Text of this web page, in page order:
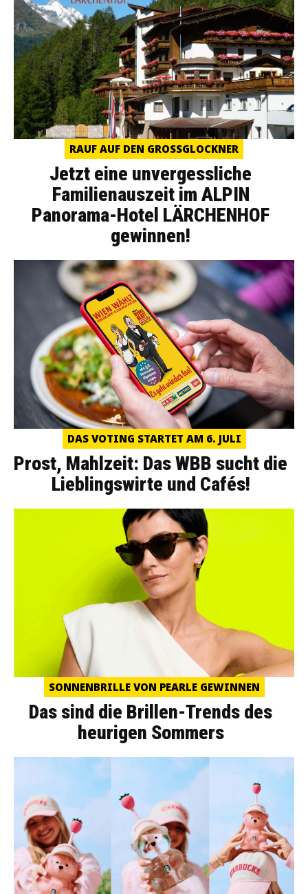
RAUF AUF DEN GROSSGLOCKNER
Jetzt eine unvergessliche
Familienauszeit im ALPIN
Panorama-Hotel LÄRCHENHOF
gewinnen!
DAS VOTING STARTET AM 6. JULI
Prost, Mahlzeit: Das WBB sucht die
Lieblingswirte und Cafés!
SONNENBRILLE VON PEARLE GEWINNEN
Das sind die Brillen-Trends des
heurigen Sommers